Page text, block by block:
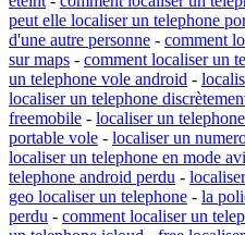
peut elle localiser un telephone
d'une autre personne - comment
sur maps - comment localiser un
un telephone vole android -
localiser un telephone
freemobile - localiser un
portable vole - localiser un
localiser un telephone en mode
telephone android perdu -
geo localiser un telephone - la
perdu - comment localiser un